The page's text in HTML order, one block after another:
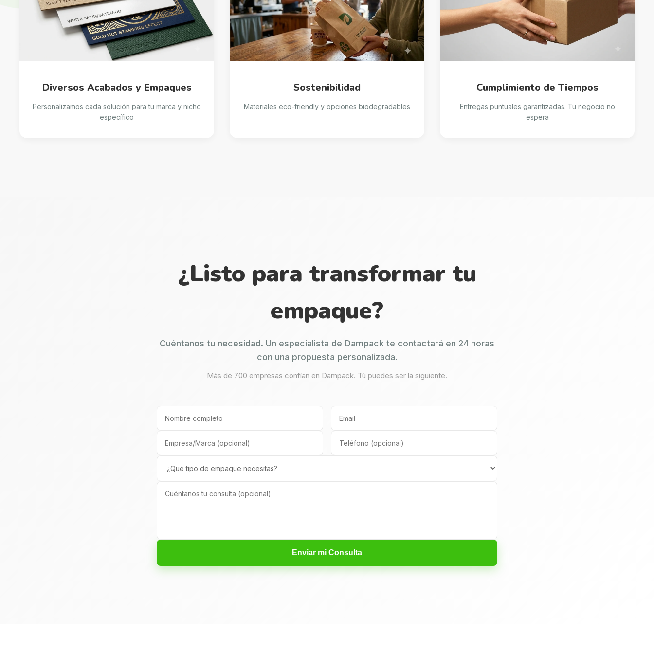
Diversos Acabados y Empaques
Personalizamos cada solución para tu marca y nicho
específico
Sostenibilidad
Materiales eco-friendly y opciones biodegradables
Cumplimiento de Tiempos
Entregas puntuales garantizadas. Tu negocio no
espera
¿Listo para transformar tu
empaque?
Cuéntanos tu necesidad. Un especialista de Dampack te contactará en 24 horas
con una propuesta personalizada.
Más de 700 empresas confían en Dampack. Tú puedes ser la siguiente.
Enviar mi Consulta